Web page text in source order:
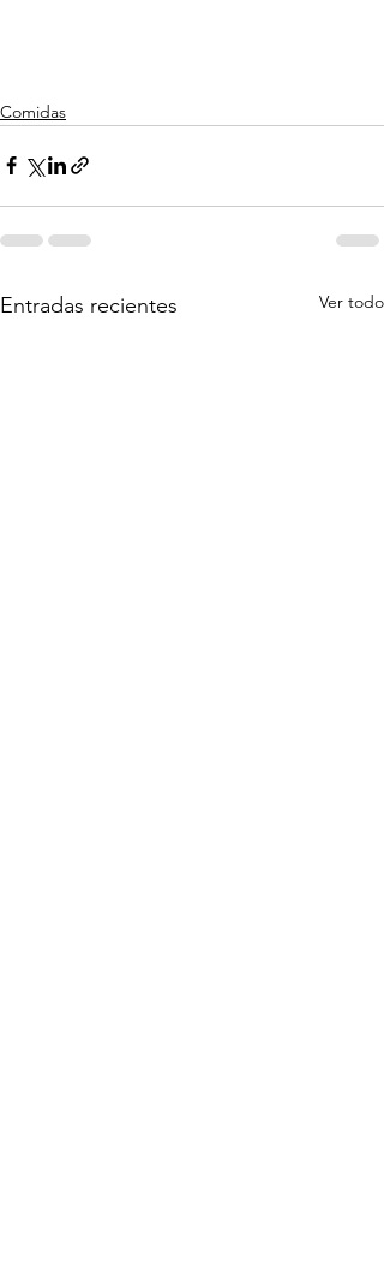
Comidas
Entradas recientes Ver todo